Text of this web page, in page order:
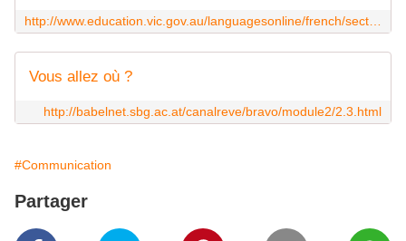
Vous allez où ?
http://babelnet.sbg.ac.at/canalreve/bravo/module2/2.3.html
#Communication
Partager